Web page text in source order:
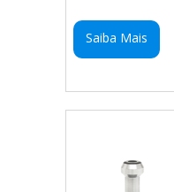
Saiba Mais